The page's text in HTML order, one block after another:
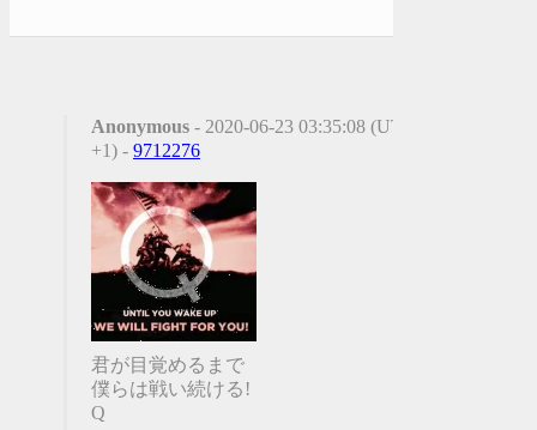
Anonymous - 2020-06-23 03:35:08 (UTC
+1) - 9712276
君が目覚めるまで
僕らは戦い続ける!
Q